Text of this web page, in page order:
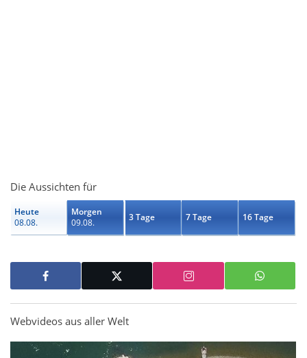
Die Aussichten für
Heute
08.08.
Morgen
09.08.
3 Tage 7 Tage 16 Tage
Webvideos aus aller Welt